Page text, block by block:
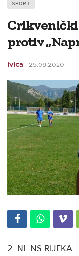
SPORT
Crikvenički
protiv
ivica 25.09.2020
2. NL NS RIJEKA